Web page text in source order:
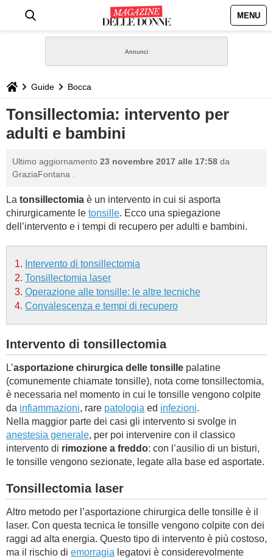
MENU
STILE
BIOGRAFIE
DEFINIZIONI
GASTRONOMIA
SESSO
BAMBINO
DIETA
GUIDE
FORUM
Guide Bocca
Tonsillectomia: intervento per
adulti e bambini
Ultimo aggiornamento 23 novembre 2017 alle 17:58 da
GraziaFontana
La tonsillectomia è un intervento in cui si asporta
chirurgicamente le tonsille. Ecco una spiegazione
dell’intervento e i tempi di recupero per adulti e bambini.
Intervento di tonsillectomia
Tonsillectomia laser
Operazione alle tonsille: le altre tecniche
Convalescenza e tempi di recupero
Intervento di tonsillectomia
L’asportazione chirurgica delle tonsille palatine
(comunemente chiamate tonsille), nota come tonsillectomia,
è necessaria nel momento in cui le tonsille vengono colpite
da infiammazioni, rare patologia ed infezioni.
Nella maggior parte dei casi gli intervento si svolge in
anestesia generale, per poi intervenire con il classico
intervento di rimozione a freddo: con l’ausilio di un bisturi,
le tonsille vengono sezionate, legate alla base ed asportate.
Tonsillectomia laser
Altro metodo per l’asportazione chirurgica delle tonsille è il
laser. Con questa tecnica le tonsille vengono colpite con dei
raggi ad alta energia. Questo tipo di intervento è più costoso,
ma il rischio di emorragia legatovi è considerevolmente